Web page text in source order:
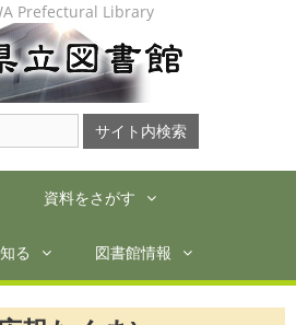
Prefectural Library
資料をさがす
る 図書館情報